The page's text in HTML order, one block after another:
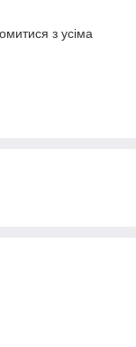
з усіма